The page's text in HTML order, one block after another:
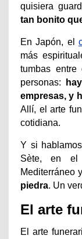
quisiera
tan bonito
En Japón, el
más
tumbas
personas:
empresas, y
Allí, el arte
cotidiana.
Y si
Sète, en el
Mediterráneo
piedra. Un
El arte
El arte